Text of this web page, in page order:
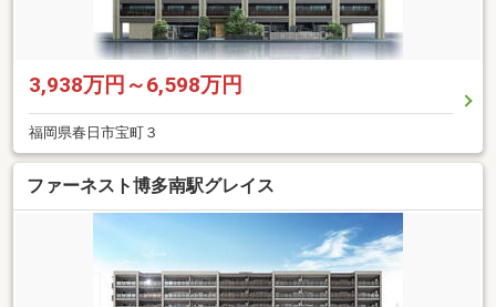
3,938万円～6,598万円
福岡県春日市宝町３
ファーネスト博多南駅グレイス